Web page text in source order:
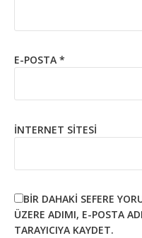
E-POSTA *
İNTERNET SITESI
BIR DAHAKI SEFERE
ÜZERE ADIMI, E-POSTA
TARAYICIYA KAYDET.